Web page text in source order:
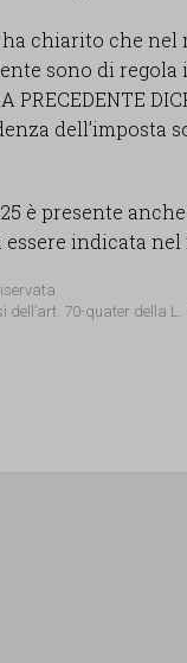
chiarito che nel
sono di regola
PRECEDENTE
dell’imposta
è presente
indicata nel
70-quater della L.